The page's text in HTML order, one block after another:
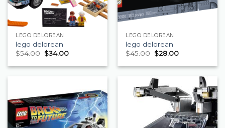
LEGO DELOREAN
lego delorean
$54.00 $34.00
LEGO DELOREAN
lego delorean
$45.00 $28.00